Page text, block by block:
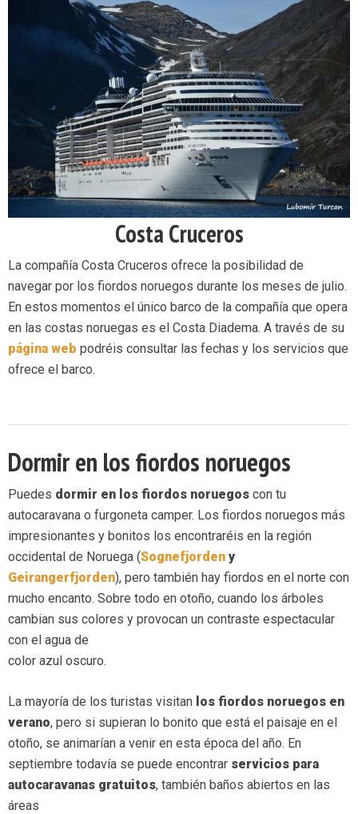
Costa Cruceros
La compañía Costa Cruceros ofrece la posibilidad de
navegar por los fiordos noruegos durante los meses de julio.
En estos momentos el único barco de la compañía que opera
en las costas noruegas es el Costa Diadema. A través de su
página web podréis consultar las fechas y los servicios que
ofrece el barco.
Dormir en los fiordos noruegos
Puedes dormir en los fiordos noruegos con tu
autocaravana o furgoneta camper. Los fiordos noruegos más
impresionantes y bonitos los encontraréis en la región
occidental de Noruega (Sognefjorden y
Geirangerfjorden), pero también hay fiordos en el norte con
mucho encanto. Sobre todo en otoño, cuando los árboles
cambian sus colores y provocan un contraste espectacular
con el agua de
color azul oscuro.
La mayoría de los turistas visitan los fiordos noruegos en
verano, pero si supieran lo bonito que está el paisaje en el
otoño, se animarían a venir en esta época del año. En
septiembre todavía se puede encontrar servicios para
autocaravanas gratuitos, también baños abiertos en las
áreas